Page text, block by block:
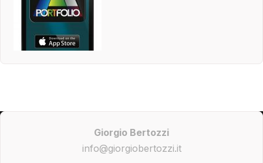
Giorgio Bertozzi
info@giorgiobertozzi.it